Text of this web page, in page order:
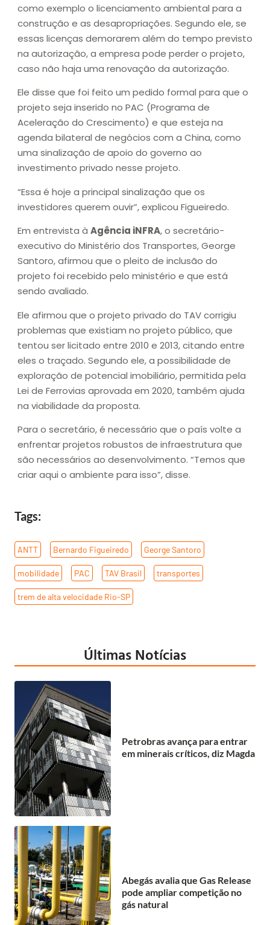
como exemplo o licenciamento ambiental para a
construção e as desapropriações. Segundo ele, se
essas licenças demorarem além do tempo previsto
na autorização, a empresa pode perder o projeto,
caso não haja uma renovação da autorização.
Ele disse que foi feito um pedido formal para que o
projeto seja inserido no PAC (Programa de
Aceleração do Crescimento) e que esteja na
agenda bilateral de negócios com a China, como
uma sinalização de apoio do governo ao
investimento privado nesse projeto.
“Essa é hoje a principal sinalização que os
investidores querem ouvir”, explicou Figueiredo.
Em entrevista à Agência iNFRA, o secretário-
executivo do Ministério dos Transportes, George
Santoro, afirmou que o pleito de inclusão do
projeto foi recebido pelo ministério e que está
sendo avaliado.
Ele afirmou que o projeto privado do TAV corrigiu
problemas que existiam no projeto público, que
tentou ser licitado entre 2010 e 2013, citando entre
eles o traçado. Segundo ele, a possibilidade de
exploração de potencial imobiliário, permitida pela
Lei de Ferrovias aprovada em 2020, também ajuda
na viabilidade da proposta.
Para o secretário, é necessário que o país volte a
enfrentar projetos robustos de infraestrutura que
são necessários ao desenvolvimento. “Temos que
criar aqui o ambiente para isso”, disse.
Tags:
ANTT Bernardo Figueiredo George Santoro
mobilidade PAC TAV Brasil transportes
trem de alta velocidade Rio-SP
Últimas Notícias
Petrobras avança para entrar
em minerais críticos, diz Magda
Abegás avalia que Gas Release
pode ampliar competição no
gás natural